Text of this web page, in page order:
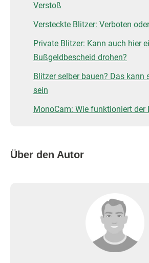
Verstoß
Versteckte Blitzer: Verboten
Private Blitzer: Kann auch hier
Bußgeldbescheid drohen?
Blitzer selber bauen? Das kann
sein
MonoCam: Wie funktioniert der
Über den Autor